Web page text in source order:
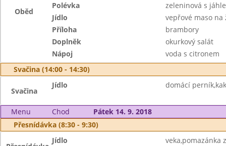
Oběd
Polévka
zeleninová s
Jídlo
vepřové maso na
Příloha
brambory
Doplněk
okurkový salát
Nápoj
voda s citronem
Svačina (14:00 - 14:30)
Svačina
Jídlo domácí
Menu Chod
Pátek 14. 9. 2018
Přesnídávka (8:30 - 9:30)
Jídlo veka,pomazánka